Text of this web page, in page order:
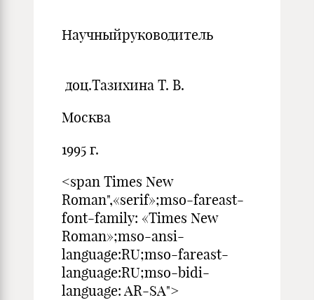
Научныйруководитель
доц.Тазихина Т. В.
Москва
1995 г.
<span Times New
Roman",«serif»;mso-fareast-
font-family: «Times New
Roman»;mso-ansi-
language:RU;mso-fareast-
language:RU;mso-bidi-
language: AR-SA">